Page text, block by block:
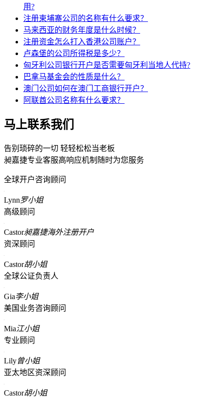
用?
注册柬埔寨公司的名称有什么要求？
马来西亚的财务年度是什么时候？
注册资金怎么打入香港公司账户？
卢森堡的公司所得税是多少？
匈牙利公司银行开户是否需要匈牙利当地人代持?
巴拿马基金会的性质是什么？
澳门公司如何在澳门工商银行开户？
阿联酋公司名称有什么要求？
马上联系我们
告别琐碎的一切 轻轻松松当老板
昶嘉捷专业客服高响应机制随时为您服务
全球开户咨询顾问
Lynn罗小姐
高级顾问
Castor昶嘉捷海外注册开户
资深顾问
Castor胡小姐
全球公证负责人
Gia李小姐
美国业务咨询顾问
Mia江小姐
专业顾问
Lily曾小姐
亚太地区资深顾问
Castor胡小姐